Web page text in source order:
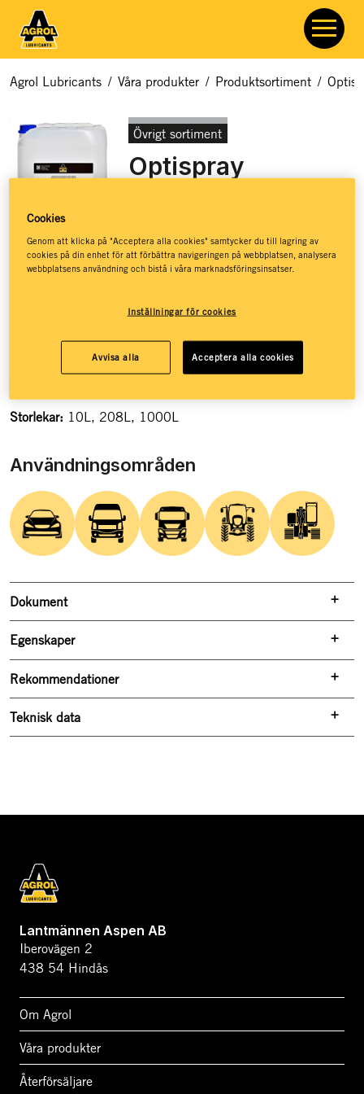
Agrol Lubricants / Våra produkter / Produktsortiment /
Övrigt sortiment
Optispray
stopp samt drift vid låg temperatur.
Renar effektivt vid låga temperaturer
Storlekar: 10L, 208L, 1000L
Användningsområden
Dokument
Egenskaper
Rekommendationer
Teknisk data
Lantmännen Aspen AB
Iberovägen 2
438 54 Hindås
Om Agrol
Våra produkter
Återförsäljare
Cookies
Genom att klicka på "Acceptera alla cookies" samtycker du till lagring av
cookies på din enhet för att förbättra navigeringen på webbplatsen, analysera
webbplatsens användning och bistå i våra marknadsföringsinsatser.
Inställningar för cookies
Avvisa alla Acceptera alla cookies